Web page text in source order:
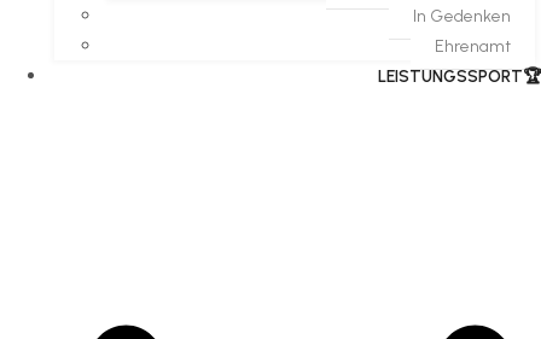
In Gedenken
Ehrenamt
​LEISTUNGSSPORT🏆